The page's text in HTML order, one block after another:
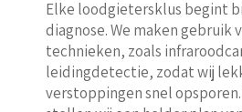
Elke loodgietersklus begint
diagnose. We maken gebruik
technieken, zoals
leidingdetectie, zodat wij
verstoppingen snel